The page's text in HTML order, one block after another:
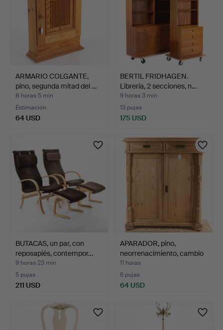
ARMARIO COLGANTE,
pino, segunda mitad del …
8 horas 5 min
Estimación
64 USD
BERTIL FRIDHAGEN.
Librería, 2 secciones, n…
9 horas 3 min
13 pujas
175 USD
BUTACAS, un par, con
reposapiés, contempor…
9 horas 23 min
5 pujas
211 USD
APARADOR, pino,
neorrenacimiento, cambio
d…
11 horas
6 pujas
64 USD